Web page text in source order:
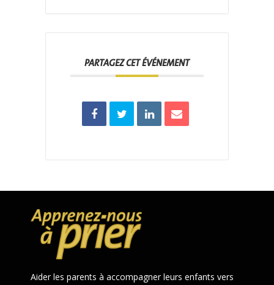
PARTAGEZ CET ÉVÉNEMENT
Aider les parents à accompagner leurs enfants vers